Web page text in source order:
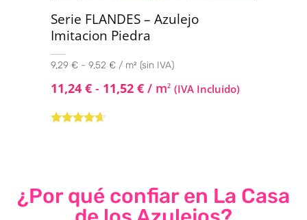
Serie FLANDES – Azulejo
Imitacion Piedra
9,29 € - 9,52 € / m² (sin IVA)
11,24 € - 11,52 € / m2 (IVA Incluido)
¿Por qué confiar en La Casa